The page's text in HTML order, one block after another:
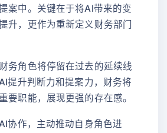
案中。关键在于将AI带来的变
升，更作为重新定义财务部门
务角色将停留在过去的延续线
提升判断力和提案力，财务将
要职能，展现更强的存在感。
协作，主动推动自身角色进